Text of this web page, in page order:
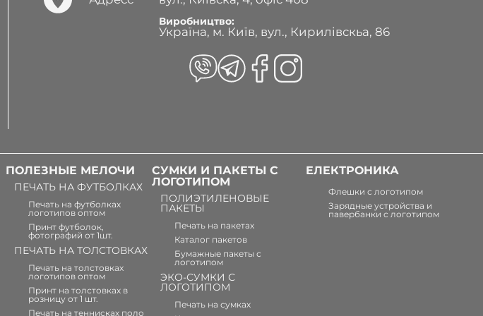
Виробництво:
Україна, м. Київ, вул., Кирилівскьа, 86
ПОЛЕЗНЫЕ МЕЛОЧИ
ПЕЧАТЬ НА ФУТБОЛКАХ
Печать на футболках
логотипов оптом
Принт футболок,
фотографий от 1шт.
ПЕЧАТЬ НА ТОЛСТОВКАХ
Печать на толстовках
логотипов оптом
Принт на толстовках в
розницу от 1 шт.
Печать на теннисках поло
СУМКИ И ПАКЕТЫ С
ЛОГОТИПОМ
ПОЛИЭТИЛЕНОВЫЕ
ПАКЕТЫ
Печать на пакетах
Каталог пакетов
Бумажные пакеты с
логотипом
ЭКО-СУМКИ С
ЛОГОТИПОМ
Печать на сумках
ЕЛЕКТРОНИКА
Флешки с логотипом
Зарядные устройства и
павербанки с логотипом